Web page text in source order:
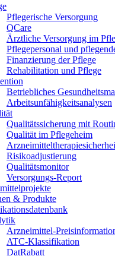
Pflegerische Versorgung
QCare
Ärztliche Versorgung im
Pflegepersonal und
Finanzierung der Pflege
Rehabilitation und Pflege
Betriebliches
Arbeitsunfähigkeitsanalysen
Qualitätssicherung mit
Qualität im Pflegeheim
Risikoadjustierung
Qualitätsmonitor
Versorgungs-Report
& Produkte
Arzneimittel-
ATC-Klassifikation
DatRabatt